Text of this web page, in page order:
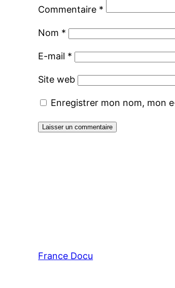
Commentaire *
Nom *
E-mail *
Site web
Enregistrer mon nom, mon
France Docu